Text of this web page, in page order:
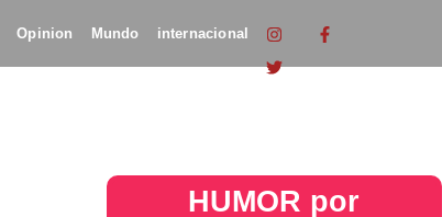
Opinion Mundo internacional
HUMOR por